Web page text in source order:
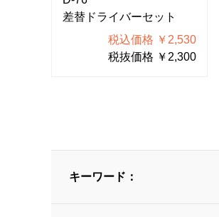
差替ドライバーセット
税込価格 ￥2,530
税抜価格 ￥2,300
キーワード：